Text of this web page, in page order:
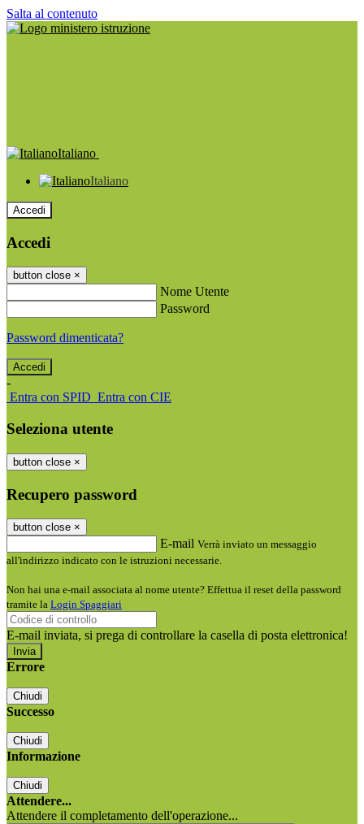
Salta al contenuto
Italiano
Italiano
Accedi
Accedi
button close ×
Nome Utente
Password
Password dimenticata?
-
Entra con SPID Entra con CIE
Seleziona utente
button close ×
Recupero password
button close ×
E-mail Verrà inviato un messaggio
all'indirizzo indicato con le istruzioni necessarie.
Non hai una e-mail associata al nome utente? Effettua il reset della password
tramite la Login Spaggiari
E-mail inviata, si prega di controllare la casella di posta elettronica!
Errore
Chiudi
Successo
Chiudi
Informazione
Chiudi
Attendere...
Attendere il completamento dell'operazione...